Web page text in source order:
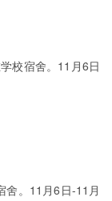
校宿舍。11月6日
舍。11月6日-11月